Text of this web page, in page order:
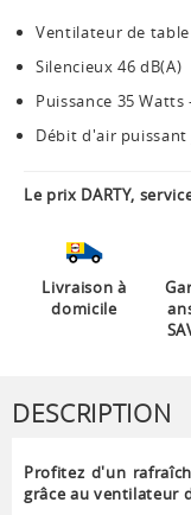
Ventilateur de
Silencieux 46 dB(A)
Puissance 35 Watts
Débit d'air
Le prix DARTY,
Livraison à
domicile
DESCRIPTION
Profitez d'un
grâce au ventilateur